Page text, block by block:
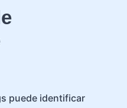
puede identificar